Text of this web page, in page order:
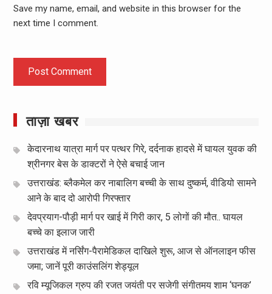
Save my name, email, and website in this browser for the
next time I comment.
ताज़ा खबर
केदारनाथ यात्रा मार्ग पर पत्थर गिरे, दर्दनाक हादसे में घायल युवक की
श्रीनगर बेस के डाक्टरों ने ऐसे बचाई जान
उत्तराखंड: ब्लैकमेल कर नाबालिग बच्ची के साथ दुष्कर्म, वीडियो सामने
आने के बाद दो आरोपी गिरफ्तार
देवप्रयाग-पौड़ी मार्ग पर खाई में गिरी कार, 5 लोगों की मौत.. घायल
बच्चे का इलाज जारी
उत्तराखंड में नर्सिंग-पैरामेडिकल दाखिले शुरू, आज से ऑनलाइन फीस
जमा; जानें पूरी काउंसलिंग शेड्यूल
रवि म्यूजिकल ग्रुप की रजत जयंती पर सजेगी संगीतमय शाम ‘घनक’